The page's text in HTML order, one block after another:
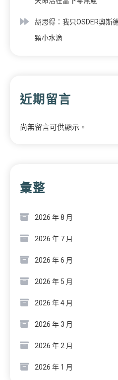
胡思得：我只OSDER奧斯
顆小水滴
近期留言
尚無留言可供顯示。
彙整
2026 年 8 月
2026 年 7 月
2026 年 6 月
2026 年 5 月
2026 年 4 月
2026 年 3 月
2026 年 2 月
2026 年 1 月